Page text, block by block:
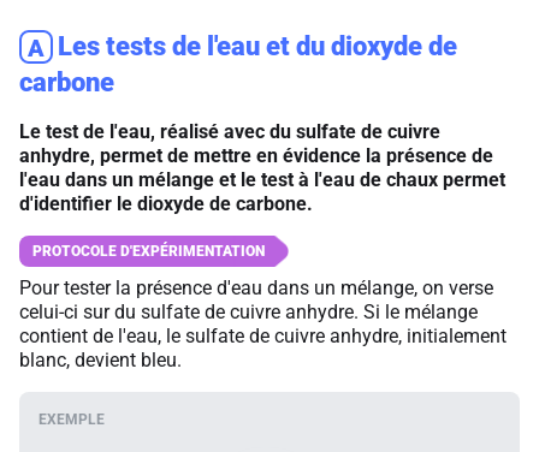
A Les tests de l'eau et du dioxyde de
carbone
Le test de l'eau, réalisé avec du sulfate de cuivre
anhydre, permet de mettre en évidence la présence de
l'eau dans un mélange et le test à l'eau de chaux permet
d'identifier le dioxyde de carbone.
Pour tester la présence d'eau dans un mélange, on verse
celui-ci sur du sulfate de cuivre anhydre. Si le mélange
contient de l'eau, le sulfate de cuivre anhydre, initialement
blanc, devient bleu.